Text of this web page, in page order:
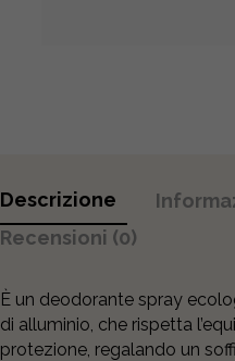
Descrizione
Recensioni (0)
È un deodorante spray
di alluminio, che rispetta
protezione, regalando un